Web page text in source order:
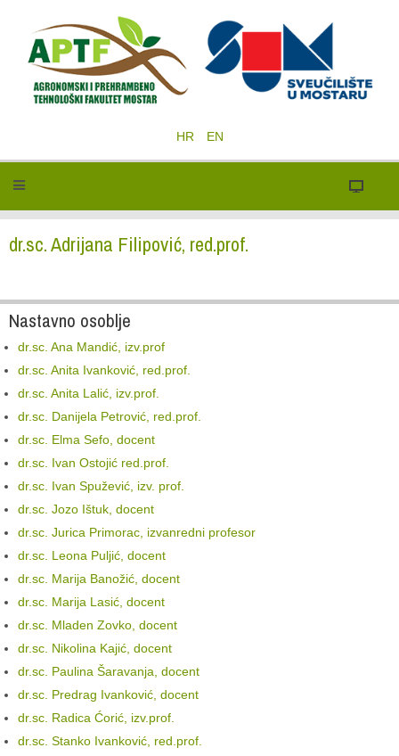
HR EN
dr.sc. Adrijana Filipović, red.prof.
Nastavno osoblje
dr.sc. Ana Mandić, izv.prof
dr.sc. Anita Ivanković, red.prof.
dr.sc. Anita Lalić, izv.prof.
dr.sc. Danijela Petrović, red.prof.
dr.sc. Elma Sefo, docent
dr.sc. Ivan Ostojić red.prof.
dr.sc. Ivan Spužević, izv. prof.
dr.sc. Jozo Ištuk, docent
dr.sc. Jurica Primorac, izvanredni profesor
dr.sc. Leona Puljić, docent
dr.sc. Marija Banožić, docent
dr.sc. Marija Lasić, docent
dr.sc. Mladen Zovko, docent
dr.sc. Nikolina Kajić, docent
dr.sc. Paulina Šaravanja, docent
dr.sc. Predrag Ivanković, docent
dr.sc. Radica Ćorić, izv.prof.
dr.sc. Stanko Ivanković, red.prof.